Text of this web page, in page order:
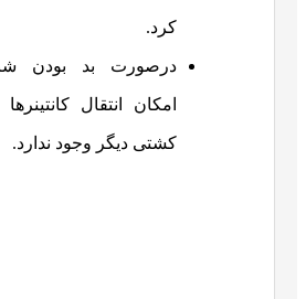
کرد.
درصورت بد بودن
امکان انتقال
کشتی دیگر وجود ندارد.